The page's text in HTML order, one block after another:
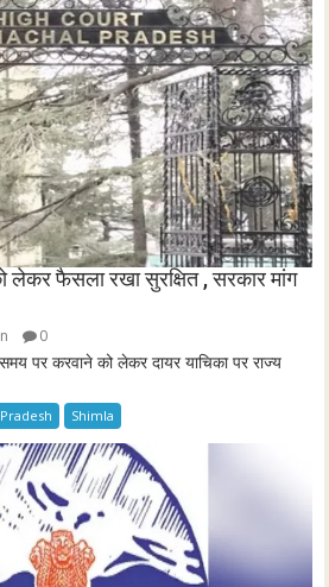
लेकर फैसला रखा सुरक्षित , सरकार मांग
0
पर करवाने को लेकर दायर याचिका पर राज्य
Shimla